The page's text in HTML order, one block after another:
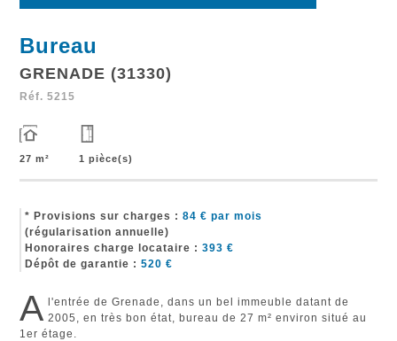
Bureau
GRENADE (31330)
Réf.5215
27 m² 1 pièce(s)
* Provisions sur charges : 84 € par mois
(régularisation annuelle)
Honoraires charge locataire : 393 €
Dépôt de garantie : 520 €
A
l'entrée de Grenade, dans un bel immeuble datant de
2005, en très bon état, bureau de 27 m² environ situé au
1er étage.